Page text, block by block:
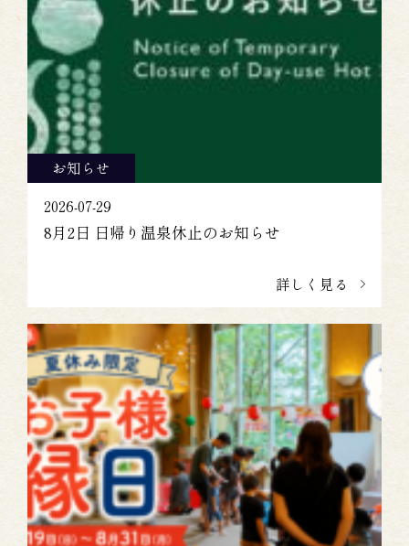
お知らせ
2026-07-29
8月2日 日帰り温泉休止のお知らせ
詳しく見る